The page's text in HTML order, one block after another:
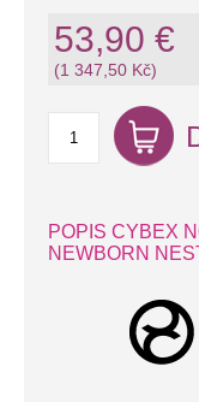
53,90 €
(1 347,50 Kč)
POPIS CYBEX
NEWBORN